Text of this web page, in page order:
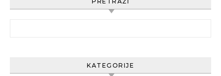
KATEGORIJE